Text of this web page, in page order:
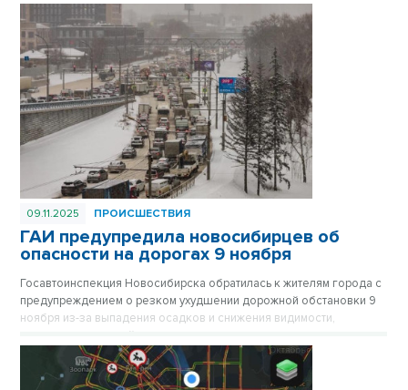
09.11.2025 ПРОИСШЕСТВИЯ
ГАИ предупредила новосибирцев об
опасности на дорогах 9 ноября
Госавтоинспекция Новосибирска обратилась к жителям города с
предупреждением о резком ухудшении дорожной обстановки 9
ноября из-за выпадения осадков и снижения видимости,